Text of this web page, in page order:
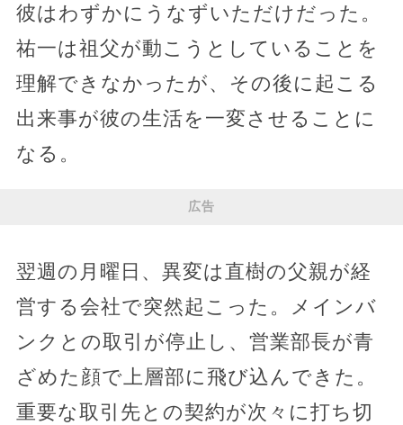
彼はわずかにうなずいただけだった。
祐一は祖父が動こうとしていることを
理解できなかったが、その後に起こる
出来事が彼の生活を一変させることに
なる。
広告
翌週の月曜日、異変は直樹の父親が経
営する会社で突然起こった。メインバ
ンクとの取引が停止し、営業部長が青
ざめた顔で上層部に飛び込んできた。
重要な取引先との契約が次々に打ち切